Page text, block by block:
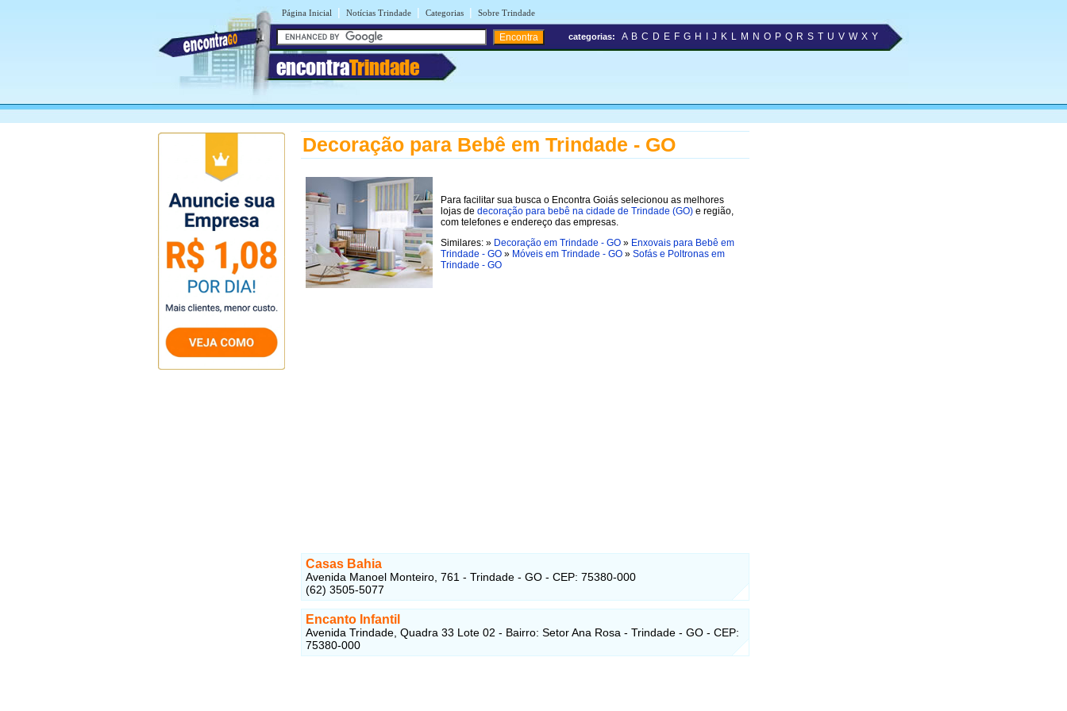
Página Inicial | Notícias Trindade | Categorias | Sobre Trindade
encontraTrindade
categorias: A B C D E F G H J K L M N O P Q R S T U V W X Y
Decoração para Bebê em Trindade - GO
Para facilitar sua busca o Encontra Goiás selecionou as melhores
lojas de decoração para bebê na cidade de Trindade (GO) e região,
com telefones e endereço das empresas.
Similares: » Decoração em Trindade - GO » Enxovais para Bebê em
Trindade - GO » Móveis em Trindade - GO » Sofás e Poltronas em
Trindade - GO
Casas Bahia
Avenida Manoel Monteiro, 761 - Trindade - GO - CEP: 75380-000
(62) 3505-5077
Encanto Infantil
Avenida Trindade, Quadra 33 Lote 02 - Bairro: Setor Ana Rosa - Trindade - GO - CEP:
75380-000